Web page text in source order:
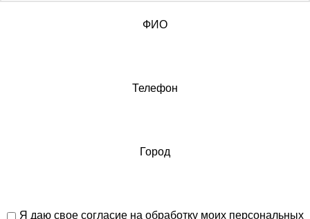
ФИО
Телефон
Город
Я даю свое согласие на обработку моих персональных